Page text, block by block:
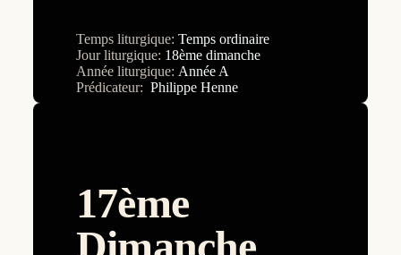
Assomption
Baptême du Seigneur
Christ Roi
Dédicace de la Basilique du Latran
Epiphanie
Immaculée Conception de la Vierge Marie
Temps liturgique: Temps ordinaire
Jour liturgique: 18ème dimanche
Année liturgique: Année A
Prédicateur: Philippe Henne
17ème
Dimanche